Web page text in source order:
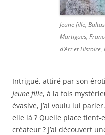
Jeune fille,
Martigues,
d’Art et
Intrigué, attiré par son
Jeune fille, à la fois
évasive, j’ai voulu lui
elle là ? Quelle place tient-
créateur ? J’ai découvert